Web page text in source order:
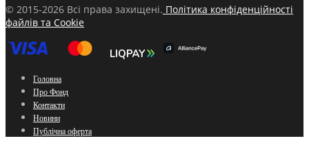
© 2015-2026 Всі права захищені. Політика конфіденційності
файлів та Cookie
Головна
Про Фонд
Контакти
Новини
Публічна оферта